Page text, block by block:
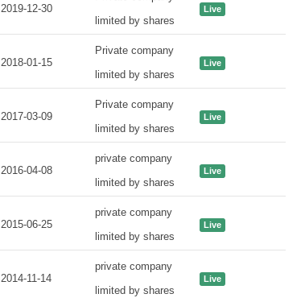
2019-12-30
limited by shares
Live
2018-01-15
Private company
limited by shares
Live
2017-03-09
Private company
limited by shares
Live
2016-04-08
private company
limited by shares
Live
2015-06-25
private company
limited by shares
Live
2014-11-14
private company
limited by shares
Live